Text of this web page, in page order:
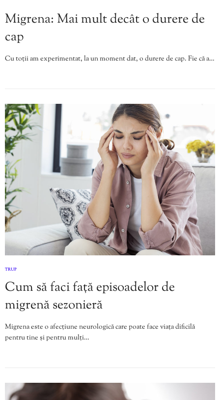
Migrena: Mai mult decât o durere de
cap
Cu toții am experimentat, la un moment dat, o durere de cap. Fie că a…
TRUP
Cum să faci față episoadelor de
migrenă sezonieră
Migrena este o afecțiune neurologică care poate face viața dificilă
pentru tine și pentru mulți…